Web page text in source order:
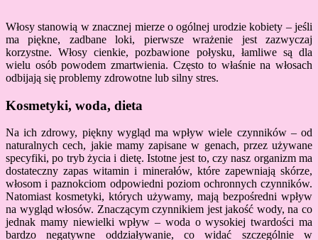
Włosy stanowią w znacznej mierze o ogólnej urodzie kobiety – jeśli
ma piękne, zadbane loki, pierwsze wrażenie jest zazwyczaj
korzystne. Włosy cienkie, pozbawione połysku, łamliwe są dla
wielu osób powodem zmartwienia. Często to właśnie na włosach
odbijają się problemy zdrowotne lub silny stres.
Kosmetyki, woda, dieta
Na ich zdrowy, piękny wygląd ma wpływ wiele czynników – od
naturalnych cech, jakie mamy zapisane w genach, przez używane
specyfiki, po tryb życia i dietę. Istotne jest to, czy nasz organizm ma
dostateczny zapas witamin i minerałów, które zapewniają skórze,
włosom i paznokciom odpowiedni poziom ochronnych czynników.
Natomiast kosmetyki, których używamy, mają bezpośredni wpływ
na wygląd włosów. Znaczącym czynnikiem jest jakość wody, na co
jednak mamy niewielki wpływ – woda o wysokiej twardości ma
bardzo negatywne oddziaływanie, co widać szczególnie w